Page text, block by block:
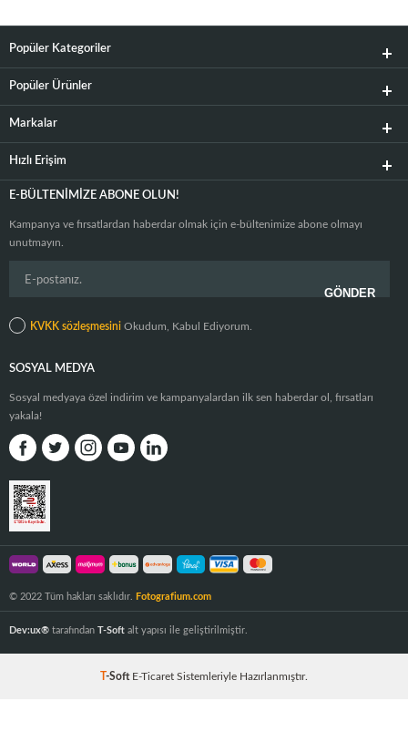
Popüler Kategoriler
Popüler Ürünler
Markalar
Hızlı Erişim
E-BÜLTENIMIZE ABONE OLUN!
Kampanya ve fırsatlardan haberdar olmak için e-bültenimize abone olmayı
unutmayın.
KVKK sözleşmesini Okudum, Kabul Ediyorum.
SOSYAL MEDYA
Sosyal medyaya özel indirim ve kampanyalardan ilk sen haberdar ol, fırsatları
yakala!
© 2022 Tüm hakları saklıdır. Fotografium.com
Dev:ux® tarafından T-Soft alt yapısı ile geliştirilmiştir.
T-Soft E-Ticaret Sistemleriyle Hazırlanmıştır.